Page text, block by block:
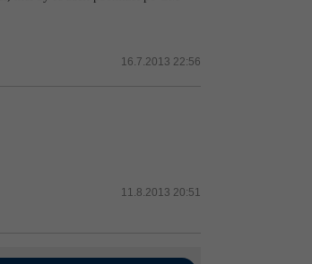
16.7.2013 22:56
11.8.2013 20:51